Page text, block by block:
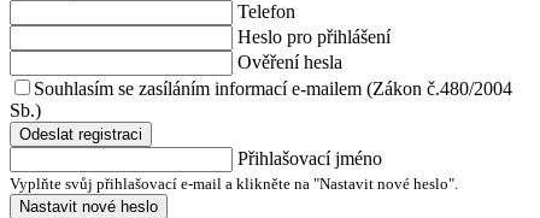
Telefon
Heslo pro přihlášení
Ověření hesla
Souhlasím se zasíláním informací e-mailem (Zákon č.480/2004
Sb.)
Odeslat registraci
Přihlašovací jméno
Vyplňte svůj přihlašovací e-mail a klikněte na "Nastavit nové heslo".
Nastavit nové heslo